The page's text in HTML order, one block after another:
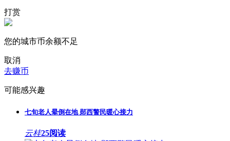
打赏
您的城市币余额不足
取消
去赚币
可能感兴趣
七旬老人晕倒在地 郧西警民暖心接力
云桂25阅读